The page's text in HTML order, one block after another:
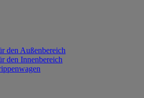
den Außenbereich
den Innenbereich